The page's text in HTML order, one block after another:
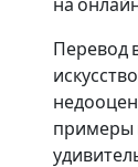
Перевод
примеры